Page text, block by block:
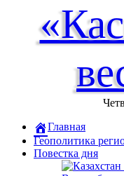
Главная
Геополитика
Повестка дня